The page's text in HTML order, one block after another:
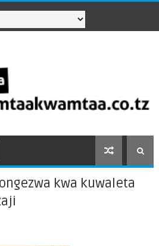
kwa kuwaleta